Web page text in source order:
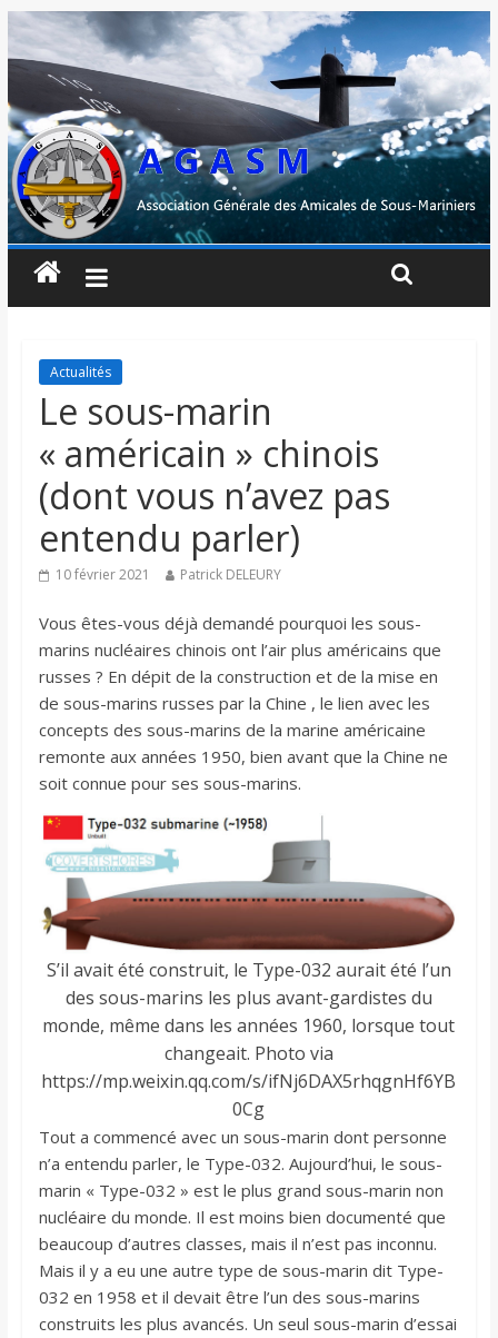
Actualités
Le sous-marin
« américain » chinois
(dont vous n’avez pas
entendu parler)
10 février 2021 Patrick DELEURY
Vous êtes-vous déjà demandé pourquoi les sous-
marins nucléaires chinois ont l’air plus américains que
russes ? En dépit de la construction et de la mise en
de sous-marins russes par la Chine , le lien avec les
concepts des sous-marins de la marine américaine
remonte aux années 1950, bien avant que la Chine ne
soit connue pour ses sous-marins.
S’il avait été construit, le Type-032 aurait été l’un
des sous-marins les plus avant-gardistes du
monde, même dans les années 1960, lorsque tout
changeait. Photo via
https://mp.weixin.qq.com/s/ifNj6DAX5rhqgnHf6YB
0Cg
Tout a commencé avec un sous-marin dont personne
n’a entendu parler, le Type-032. Aujourd’hui, le sous-
marin « Type-032 » est le plus grand sous-marin non
nucléaire du monde. Il est moins bien documenté que
beaucoup d’autres classes, mais il n’est pas inconnu.
Mais il y a eu une autre type de sous-marin dit Type-
032 en 1958 et il devait être l’un des sous-marins
construits les plus avancés. Un seul sous-marin d’essai